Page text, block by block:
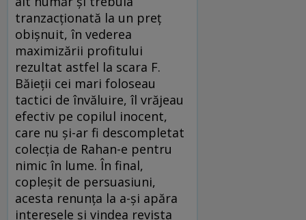
tranzacționată la un preț
obișnuit, în vederea
maximizării profitului
rezultat astfel la scara F.
Băieții cei mari foloseau
tactici de învăluire, îl vrăjeau
efectiv pe copilul inocent,
care nu și-ar fi descompletat
colecția de Rahan-e pentru
nimic în lume. În final,
copleșit de persuasiuni,
acesta renunța la a-și apăra
interesele și vindea revista